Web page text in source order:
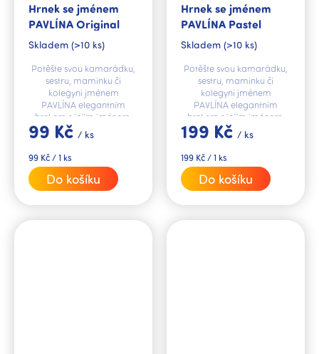
Hrnek se jménem
PAVLÍNA Original
Skladem (>10 ks)
99 Kč / ks
Měrná
cena:
99 Kč / 1 ks
Do košíku
Potěšte svou kamarádku,
sestru, maminku či
kolegyni jménem
PAVLÍNA elegantním
hrnkem s jejím jménem,
který ozdobí každou
domácnost.
Hrnek se jménem
PAVLÍNA Pastel
Skladem (>10 ks)
199 Kč / ks
Měrná
cena:
199 Kč / 1 ks
Do košíku
Potěšte svou kamarádku,
sestru, maminku či
kolegyni jménem
PAVLÍNA elegantním
hrnkem s jejím jménem,
který ozdobí každou
domácnost.